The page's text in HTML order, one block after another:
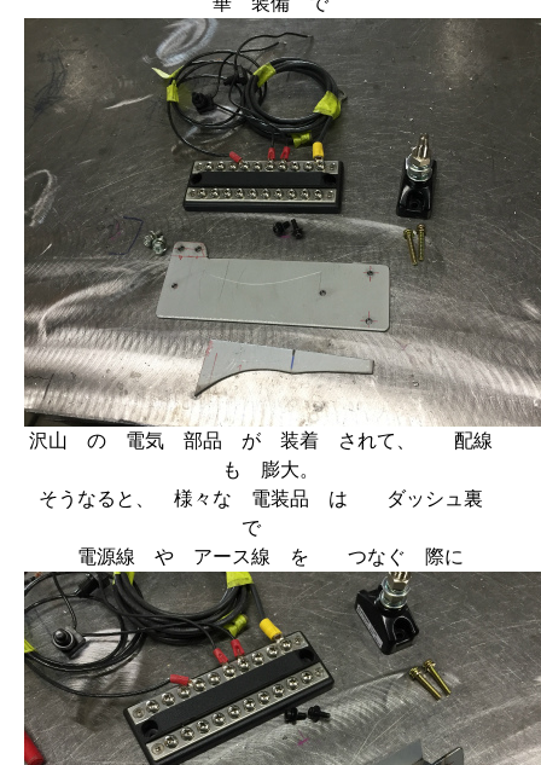
沢山 の 電気 部品 が 装着 されて、 配線
も 膨大。
そうなると、 様々な 電装品 は ダッシュ裏
で
電源線 や アース線 を つなぐ 際に